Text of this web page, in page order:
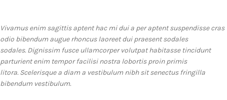
Vivamus enim sagittis aptent hac mi dui a per aptent suspendisse cras
odio bibendum augue rhoncus laoreet dui praesent sodales
sodales. Dignissim fusce ullamcorper volutpat habitasse tincidunt
parturient enim tempor facilisi nostra lobortis proin primis
litora. Scelerisque a diam a vestibulum nibh sit senectus fringilla
bibendum vestibulum.